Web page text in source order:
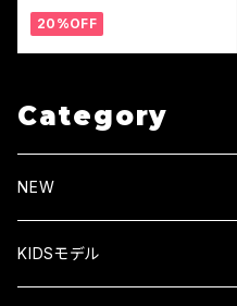
20%OFF
Category
NEW
KIDSモデル